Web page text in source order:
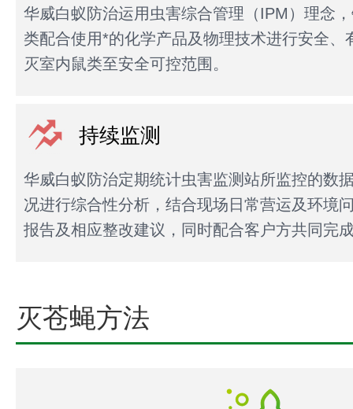
华威白蚁防治运用虫害综合管理（IPM）理念
类配合使用*的化学产品及物理技术进行安全、
灭室内鼠类至安全可控范围。
持续监测
华威白蚁防治定期统计虫害监测站所监控的数
况进行综合性分析，结合现场日常营运及环境
报告及相应整改建议，同时配合客户方共同完
灭苍蝇方法